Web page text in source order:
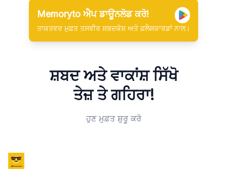
Memoryto ਐਪ ਡਾਊਨਲੋਡ ਕਰੋ!
ਤਾਕਤਵਰ ਮੁਫ਼ਤ ਤਸਵੀਰ ਸ਼ਬਦਕੋਸ਼ ਅਤੇ ਫ਼ਲੈਸ਼ਕਾਰਡਾਂ ਨਾਲ।
ਸ਼ਬਦ ਅਤੇ ਵਾਕਾਂਸ਼ ਸਿੱਖੋ
ਤੇਜ਼ ਤੇ ਗਹਿਰਾ!
ਹੁਣ ਮੁਫ਼ਤ ਸ਼ੁਰੂ ਕਰੋ